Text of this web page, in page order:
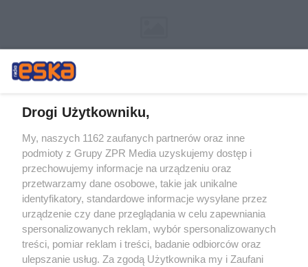
Żaden utwór zamieszczony w serwisie nie może być powielany i
rozpowszechniany lub dalej rozpowszechniany w jakikolwiek sposób (w
tym także elektroniczny lub mechaniczny) na jakimkolwiek polu
eksploatacji w jakiejkolwiek formie, włącznie z umieszczaniem w
Internecie bez pisemnej zgody właściciela praw. Jakiekolwiek użycie lub
wykorzystanie utworów w całości lub w części z naruszeniem prawa,
tzn. bez właściwej zgody, jest zabronione pod groźbą kary i może być
ścigane prawnie.
Drogi Użytkowniku,
My, naszych 1162 zaufanych partnerów oraz inne
podmioty z Grupy ZPR Media uzyskujemy dostęp i
przechowujemy informacje na urządzeniu oraz
przetwarzamy dane osobowe, takie jak unikalne
identyfikatory, standardowe informacje wysyłane przez
urządzenie czy dane przeglądania w celu zapewniania
spersonalizowanych reklam, wybór spersonalizowanych
treści, pomiar reklam i treści, badanie odbiorców oraz
ulepszanie usług. Za zgodą Użytkownika my i Zaufani